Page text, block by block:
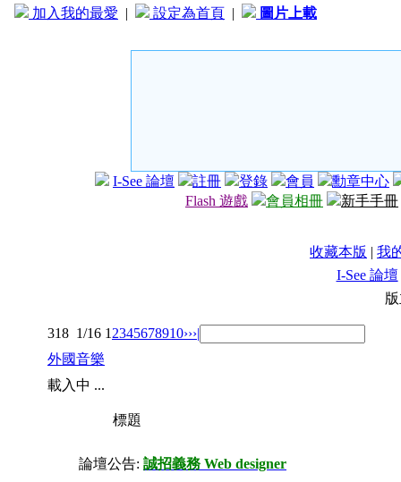
加入我的最愛 | 設定為首頁 | 圖片上載
I-See 論壇 註冊 登錄 會員
勳章中心
Flash 遊戲
會員相冊 新手手冊
收藏本版 | 我
I-See 論壇
318 1/16 1 2345678910›››|
外國音樂
載入中 ...
標題
論壇公告: 誠招義務 Web designer